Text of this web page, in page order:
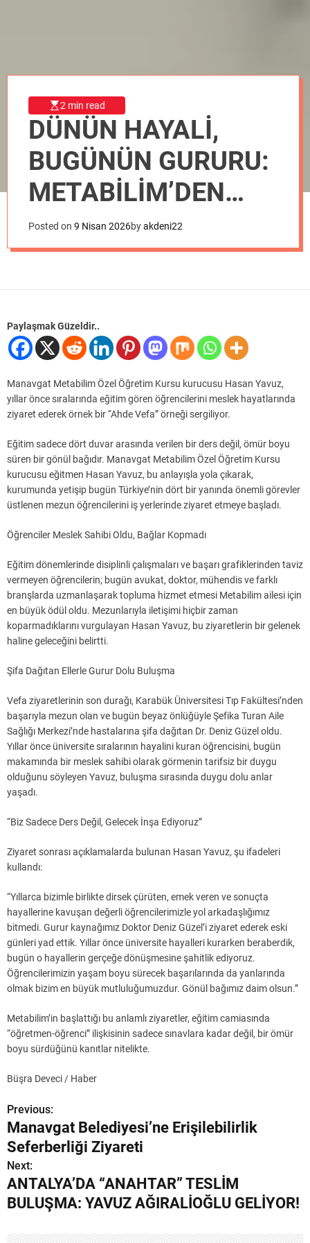
2 min read
DÜNÜN HAYALİ,
BUGÜNÜN GURURU:
METABİLİM’DEN
VEFA YOLCULUĞU!
Posted on 9 Nisan 2026byakdeni22
Paylaşmak Güzeldir..
Manavgat Metabilim Özel Öğretim Kursu kurucusu Hasan Yavuz,
yıllar önce sıralarında eğitim gören öğrencilerini meslek hayatlarında
ziyaret ederek örnek bir “Ahde Vefa” örneği sergiliyor.
Eğitim sadece dört duvar arasında verilen bir ders değil, ömür boyu
süren bir gönül bağıdır. Manavgat Metabilim Özel Öğretim Kursu
kurucusu eğitmen Hasan Yavuz, bu anlayışla yola çıkarak,
kurumunda yetişip bugün Türkiye’nin dört bir yanında önemli görevler
üstlenen mezun öğrencilerini iş yerlerinde ziyaret etmeye başladı.
Öğrenciler Meslek Sahibi Oldu, Bağlar Kopmadı
Eğitim dönemlerinde disiplinli çalışmaları ve başarı grafiklerinden taviz
vermeyen öğrencilerin; bugün avukat, doktor, mühendis ve farklı
branşlarda uzmanlaşarak topluma hizmet etmesi Metabilim ailesi için
en büyük ödül oldu. Mezunlarıyla iletişimi hiçbir zaman
koparmadıklarını vurgulayan Hasan Yavuz, bu ziyaretlerin bir gelenek
haline geleceğini belirtti.
Şifa Dağıtan Ellerle Gurur Dolu Buluşma
Vefa ziyaretlerinin son durağı, Karabük Üniversitesi Tıp Fakültesi’nden
başarıyla mezun olan ve bugün beyaz önlüğüyle Şefika Turan Aile
Sağlığı Merkezi’nde hastalarına şifa dağıtan Dr. Deniz Güzel oldu.
Yıllar önce üniversite sıralarının hayalini kuran öğrencisini, bugün
makamında bir meslek sahibi olarak görmenin tarifsiz bir duygu
olduğunu söyleyen Yavuz, buluşma sırasında duygu dolu anlar
yaşadı.
“Biz Sadece Ders Değil, Gelecek İnşa Ediyoruz”
Ziyaret sonrası açıklamalarda bulunan Hasan Yavuz, şu ifadeleri
kullandı:
“Yıllarca bizimle birlikte dirsek çürüten, emek veren ve sonuçta
hayallerine kavuşan değerli öğrencilerimizle yol arkadaşlığımız
bitmedi. Gurur kaynağımız Doktor Deniz Güzel’i ziyaret ederek eski
günleri yad ettik. Yıllar önce üniversite hayalleri kurarken beraberdik,
bugün o hayallerin gerçeğe dönüşmesine şahitlik ediyoruz.
Öğrencilerimizin yaşam boyu sürecek başarılarında da yanlarında
olmak bizim en büyük mutluluğumuzdur. Gönül bağımız daim olsun.”
Metabilim’in başlattığı bu anlamlı ziyaretler, eğitim camiasında
“öğretmen-öğrenci” ilişkisinin sadece sınavlara kadar değil, bir ömür
boyu sürdüğünü kanıtlar nitelikte.
Büşra Deveci / Haber
Y
a
z
ı
Previous:
Manavgat Belediyesi’ne Erişilebilirlik
Seferberliği Ziyareti
Next:
ANTALYA’DA “ANAHTAR” TESLİM
BULUŞMA: YAVUZ AĞIRALİOĞLU GELİYOR!